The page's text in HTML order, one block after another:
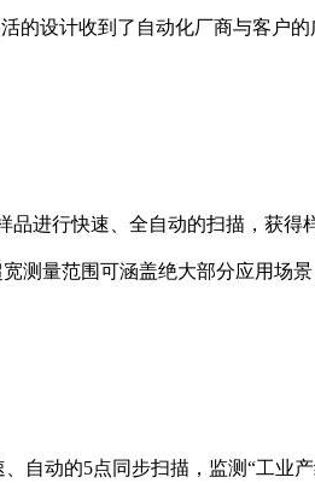
的设计收到了自动化厂商与客户的
进行快速、全自动的扫描，获得
量范围可涵盖绝大部分应用场
自动的5点同步扫描，监测“工